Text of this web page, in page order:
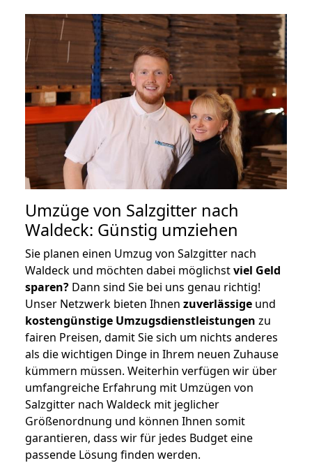
Umzüge von Salzgitter nach
Waldeck: Günstig umziehen
Sie planen einen Umzug von Salzgitter nach
Waldeck und möchten dabei möglichstviel Geld
sparen? Dann sind Sie bei uns genau richtig!
Unser Netzwerk bieten Ihnen zuverlässige und
kostengünstige Umzugsdienstleistungen zu
fairen Preisen, damit Sie sich um nichts anderes
als die wichtigen Dinge in Ihrem neuen Zuhause
kümmern müssen. Weiterhin verfügen wir über
umfangreiche Erfahrung mit Umzügen von
Salzgitter nach Waldeck mit jeglicher
Größenordnung und können Ihnen somit
garantieren, dass wir für jedes Budget eine
passende Lösung finden werden.